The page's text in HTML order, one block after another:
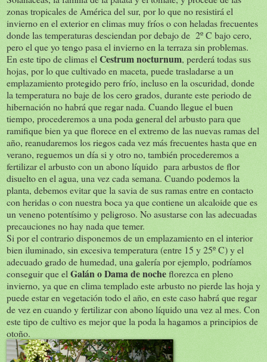
zonas tropicales de América del sur, por lo que no resistirá el
invierno en el exterior en climas muy fríos o con heladas frecuentes
donde las temperaturas desciendan por debajo de 2º C bajo cero,
pero el que yo tengo pasa el invierno en la terraza sin problemas.
En este tipo de climas el Cestrum nocturnum, perderá todas sus
hojas, por lo que cultivado en maceta, puede trasladarse a un
emplazamiento protegido pero frío, incluso en la oscuridad, donde
la temperatura no baje de los cero grados, durante este periodo de
hibernación no habrá que regar nada. Cuando llegue el buen
tiempo, procederemos a una poda general del arbusto para que
ramifique bien ya que florece en el extremo de las nuevas ramas del
año, reanudaremos los riegos cada vez más frecuentes hasta que en
verano, reguemos un día si y otro no, también procederemos a
fertilizar el arbusto con un abono líquido para arbustos de flor
disuelto en el agua, una vez cada semana. Cuando podemos la
planta, debemos evitar que la savia de sus ramas entre en contacto
con heridas o con nuestra boca ya que contiene un alcaloide que es
un veneno potentísimo y peligroso. No asustarse con las adecuadas
precauciones no hay nada que temer.
Si por el contrario disponemos de un emplazamiento en el interior
bien iluminado, sin excesiva temperatura (entre 15 y 25º C) y el
adecuado grado de humedad, una galería por ejemplo, podríamos
conseguir que el Galán o Dama de nocheflorezca en pleno
invierno, ya que en clima templado este arbusto no pierde las hoja y
puede estar en vegetación todo el año, en este caso habrá que regar
de vez en cuando y fertilizar con abono líquido una vez al mes. Con
este tipo de cultivo es mejor que la poda la hagamos a principios de
otoño.